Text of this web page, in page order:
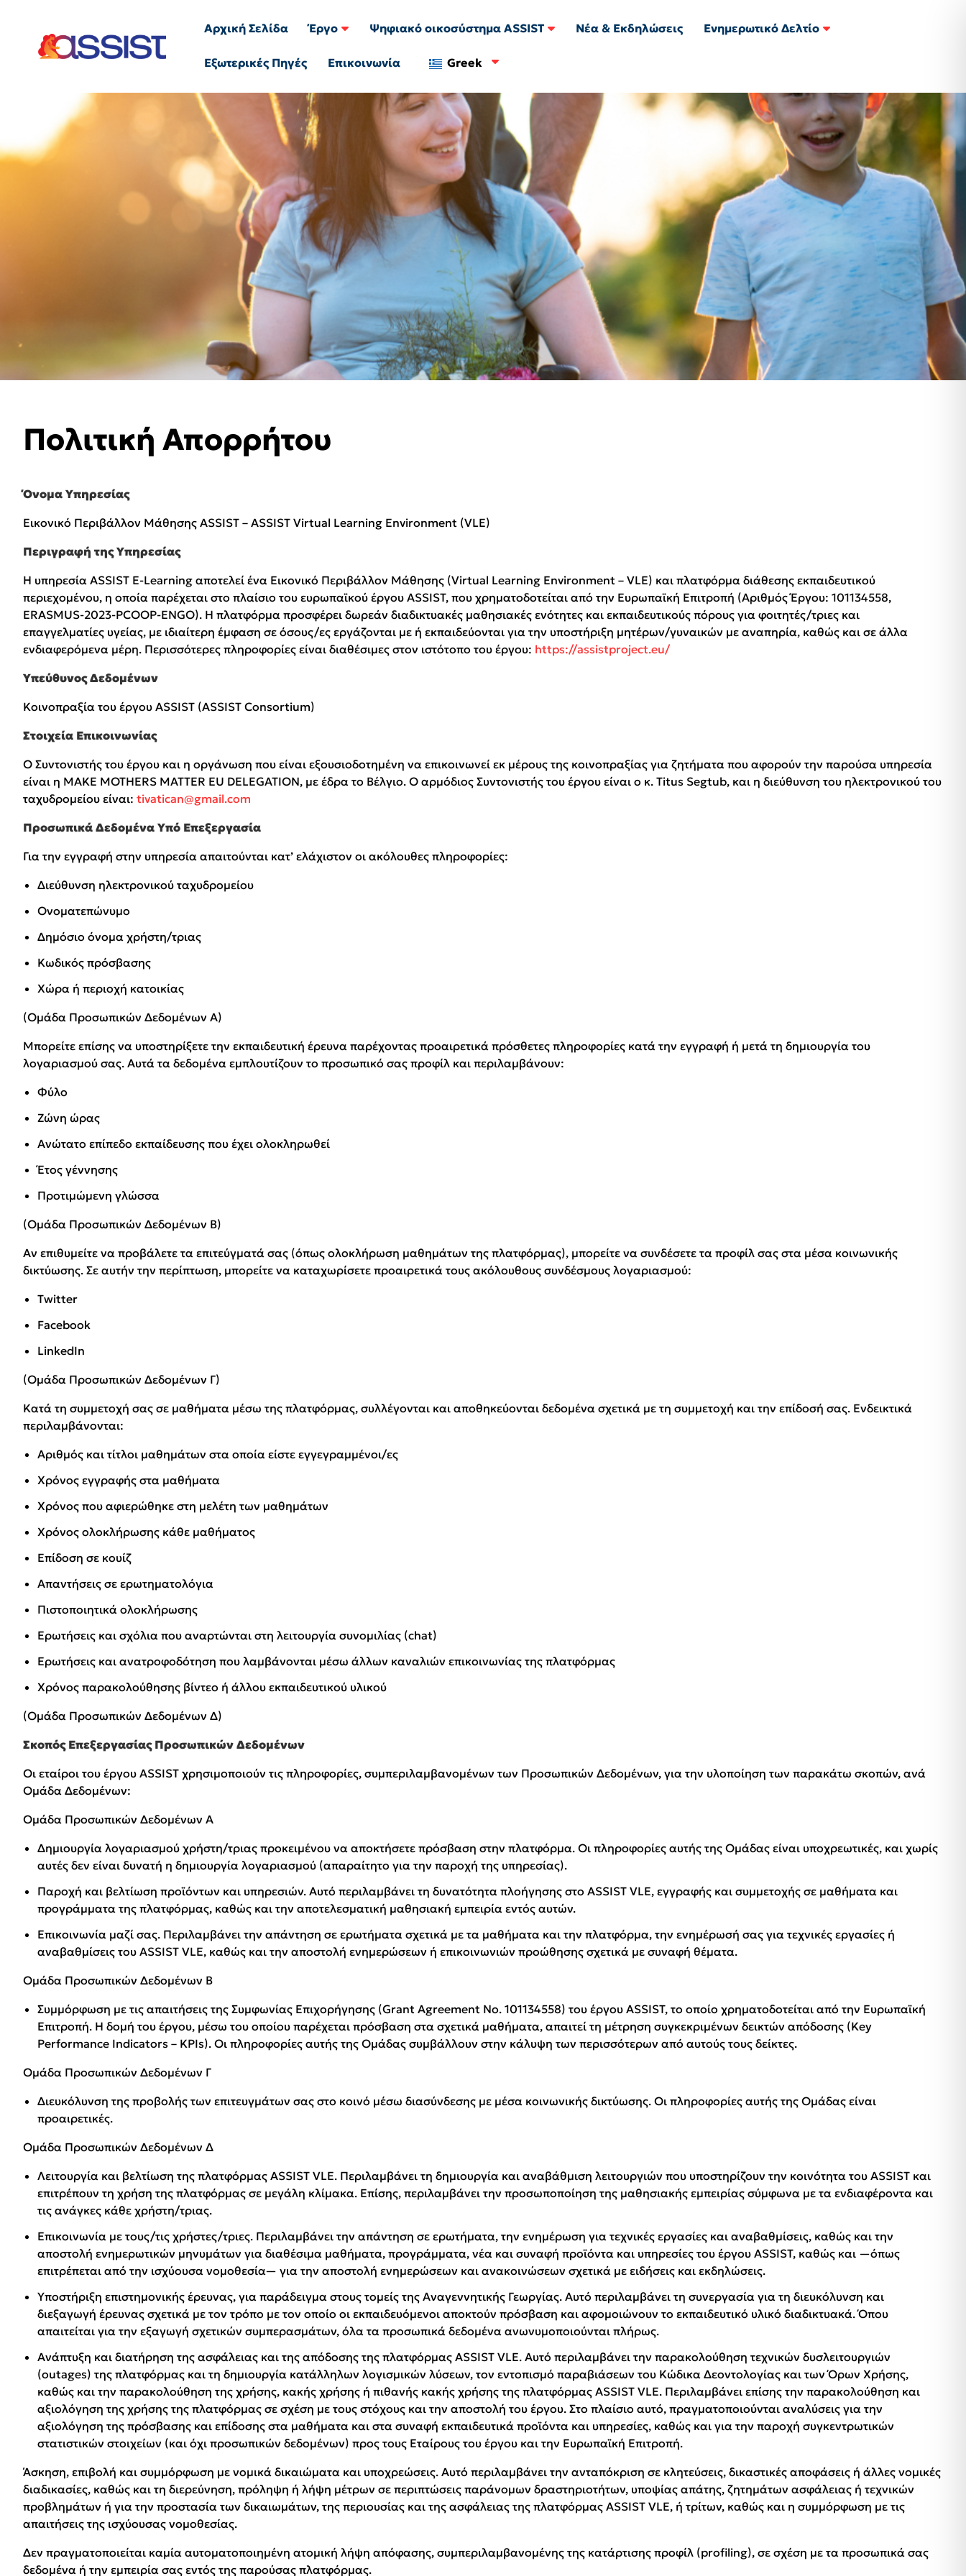
Αρχική Σελίδα Έργο Ψηφιακό οικοσύστημα ASSIST Νέα & Εκδηλώσεις Ενημερωτικό Δελτίο
Εξωτερικές Πηγές Επικοινωνία Greek
Πολιτική Απορρήτου
Όνομα Υπηρεσίας
Εικονικό Περιβάλλον Μάθησης ASSIST – ASSIST Virtual Learning Environment (VLE)
Περιγραφή της Υπηρεσίας
Η υπηρεσία ASSIST E-Learning αποτελεί ένα Εικονικό Περιβάλλον Μάθησης (Virtual Learning Environment – VLE) και πλατφόρμα διάθεσης εκπαιδευτικού
περιεχομένου, η οποία παρέχεται στο πλαίσιο του ευρωπαϊκού έργου ASSIST, που χρηματοδοτείται από την Ευρωπαϊκή Επιτροπή (Αριθμός Έργου: 101134558,
ERASMUS-2023-PCOOP-ENGO). Η πλατφόρμα προσφέρει δωρεάν διαδικτυακές μαθησιακές ενότητες και εκπαιδευτικούς πόρους για φοιτητές/τριες και
επαγγελματίες υγείας, με ιδιαίτερη έμφαση σε όσους/ες εργάζονται με ή εκπαιδεύονται για την υποστήριξη μητέρων/γυναικών με αναπηρία, καθώς και σε άλλα
ενδιαφερόμενα μέρη. Περισσότερες πληροφορίες είναι διαθέσιμες στον ιστότοπο του έργου: https://assistproject.eu/
Υπεύθυνος Δεδομένων
Κοινοπραξία του έργου ASSIST (ASSIST Consortium)
Στοιχεία Επικοινωνίας
Ο Συντονιστής του έργου και η οργάνωση που είναι εξουσιοδοτημένη να επικοινωνεί εκ μέρους της κοινοπραξίας για ζητήματα που αφορούν την παρούσα υπηρεσία
είναι η MAKE MOTHERS MATTER EU DELEGATION, με έδρα το Βέλγιο. Ο αρμόδιος Συντονιστής του έργου είναι ο κ. Titus Segtub, και η διεύθυνση του ηλεκτρονικού του
ταχυδρομείου είναι: tivatican@gmail.com
Προσωπικά Δεδομένα Υπό Επεξεργασία
Για την εγγραφή στην υπηρεσία απαιτούνται κατ’ ελάχιστον οι ακόλουθες πληροφορίες:
Διεύθυνση ηλεκτρονικού ταχυδρομείου
Ονοματεπώνυμο
Δημόσιο όνομα χρήστη/τριας
Κωδικός πρόσβασης
Χώρα ή περιοχή κατοικίας
(Ομάδα Προσωπικών Δεδομένων Α)
Μπορείτε επίσης να υποστηρίξετε την εκπαιδευτική έρευνα παρέχοντας προαιρετικά πρόσθετες πληροφορίες κατά την εγγραφή ή μετά τη δημιουργία του
λογαριασμού σας. Αυτά τα δεδομένα εμπλουτίζουν το προσωπικό σας προφίλ και περιλαμβάνουν:
Φύλο
Ζώνη ώρας
Ανώτατο επίπεδο εκπαίδευσης που έχει ολοκληρωθεί
Έτος γέννησης
Προτιμώμενη γλώσσα
(Ομάδα Προσωπικών Δεδομένων Β)
Αν επιθυμείτε να προβάλετε τα επιτεύγματά σας (όπως ολοκλήρωση μαθημάτων της πλατφόρμας), μπορείτε να συνδέσετε τα προφίλ σας στα μέσα κοινωνικής
δικτύωσης. Σε αυτήν την περίπτωση, μπορείτε να καταχωρίσετε προαιρετικά τους ακόλουθους συνδέσμους λογαριασμού:
Twitter
Facebook
LinkedIn
(Ομάδα Προσωπικών Δεδομένων Γ)
Κατά τη συμμετοχή σας σε μαθήματα μέσω της πλατφόρμας, συλλέγονται και αποθηκεύονται δεδομένα σχετικά με τη συμμετοχή και την επίδοσή σας. Ενδεικτικά
περιλαμβάνονται:
Αριθμός και τίτλοι μαθημάτων στα οποία είστε εγγεγραμμένοι/ες
Χρόνος εγγραφής στα μαθήματα
Χρόνος που αφιερώθηκε στη μελέτη των μαθημάτων
Χρόνος ολοκλήρωσης κάθε μαθήματος
Επίδοση σε κουίζ
Απαντήσεις σε ερωτηματολόγια
Πιστοποιητικά ολοκλήρωσης
Ερωτήσεις και σχόλια που αναρτώνται στη λειτουργία συνομιλίας (chat)
Ερωτήσεις και ανατροφοδότηση που λαμβάνονται μέσω άλλων καναλιών επικοινωνίας της πλατφόρμας
Χρόνος παρακολούθησης βίντεο ή άλλου εκπαιδευτικού υλικού
(Ομάδα Προσωπικών Δεδομένων Δ)
Σκοπός Επεξεργασίας Προσωπικών Δεδομένων
Οι εταίροι του έργου ASSIST χρησιμοποιούν τις πληροφορίες, συμπεριλαμβανομένων των Προσωπικών Δεδομένων, για την υλοποίηση των παρακάτω σκοπών, ανά
Ομάδα Δεδομένων:
Ομάδα Προσωπικών Δεδομένων Α
Δημιουργία λογαριασμού χρήστη/τριας προκειμένου να αποκτήσετε πρόσβαση στην πλατφόρμα. Οι πληροφορίες αυτής της Ομάδας είναι υποχρεωτικές, και χωρίς
αυτές δεν είναι δυνατή η δημιουργία λογαριασμού (απαραίτητο για την παροχή της υπηρεσίας).
Παροχή και βελτίωση προϊόντων και υπηρεσιών. Αυτό περιλαμβάνει τη δυνατότητα πλοήγησης στο ASSIST VLE, εγγραφής και συμμετοχής σε μαθήματα και
προγράμματα της πλατφόρμας, καθώς και την αποτελεσματική μαθησιακή εμπειρία εντός αυτών.
Επικοινωνία μαζί σας. Περιλαμβάνει την απάντηση σε ερωτήματα σχετικά με τα μαθήματα και την πλατφόρμα, την ενημέρωσή σας για τεχνικές εργασίες ή
αναβαθμίσεις του ASSIST VLE, καθώς και την αποστολή ενημερώσεων ή επικοινωνιών προώθησης σχετικά με συναφή θέματα.
Ομάδα Προσωπικών Δεδομένων B
Συμμόρφωση με τις απαιτήσεις της Συμφωνίας Επιχορήγησης (Grant Agreement No. 101134558) του έργου ASSIST, το οποίο χρηματοδοτείται από την Ευρωπαϊκή
Επιτροπή. Η δομή του έργου, μέσω του οποίου παρέχεται πρόσβαση στα σχετικά μαθήματα, απαιτεί τη μέτρηση συγκεκριμένων δεικτών απόδοσης (Key
Performance Indicators – KPIs). Οι πληροφορίες αυτής της Ομάδας συμβάλλουν στην κάλυψη των περισσότερων από αυτούς τους δείκτες.
Ομάδα Προσωπικών Δεδομένων Γ
Διευκόλυνση της προβολής των επιτευγμάτων σας στο κοινό μέσω διασύνδεσης με μέσα κοινωνικής δικτύωσης. Οι πληροφορίες αυτής της Ομάδας είναι
προαιρετικές.
Ομάδα Προσωπικών Δεδομένων Δ
Λειτουργία και βελτίωση της πλατφόρμας ASSIST VLE. Περιλαμβάνει τη δημιουργία και αναβάθμιση λειτουργιών που υποστηρίζουν την κοινότητα του ASSIST και
επιτρέπουν τη χρήση της πλατφόρμας σε μεγάλη κλίμακα. Επίσης, περιλαμβάνει την προσωποποίηση της μαθησιακής εμπειρίας σύμφωνα με τα ενδιαφέροντα και
τις ανάγκες κάθε χρήστη/τριας.
Επικοινωνία με τους/τις χρήστες/τριες. Περιλαμβάνει την απάντηση σε ερωτήματα, την ενημέρωση για τεχνικές εργασίες και αναβαθμίσεις, καθώς και την
αποστολή ενημερωτικών μηνυμάτων για διαθέσιμα μαθήματα, προγράμματα, νέα και συναφή προϊόντα και υπηρεσίες του έργου ASSIST, καθώς και —όπως
επιτρέπεται από την ισχύουσα νομοθεσία— για την αποστολή ενημερώσεων και ανακοινώσεων σχετικά με ειδήσεις και εκδηλώσεις.
Υποστήριξη επιστημονικής έρευνας, για παράδειγμα στους τομείς της Αναγεννητικής Γεωργίας. Αυτό περιλαμβάνει τη συνεργασία για τη διευκόλυνση και
διεξαγωγή έρευνας σχετικά με τον τρόπο με τον οποίο οι εκπαιδευόμενοι αποκτούν πρόσβαση και αφομοιώνουν το εκπαιδευτικό υλικό διαδικτυακά. Όπου
απαιτείται για την εξαγωγή σχετικών συμπερασμάτων, όλα τα προσωπικά δεδομένα ανωνυμοποιούνται πλήρως.
Ανάπτυξη και διατήρηση της ασφάλειας και της απόδοσης της πλατφόρμας ASSIST VLE. Αυτό περιλαμβάνει την παρακολούθηση τεχνικών δυσλειτουργιών
(outages) της πλατφόρμας και τη δημιουργία κατάλληλων λογισμικών λύσεων, τον εντοπισμό παραβιάσεων του Κώδικα Δεοντολογίας και των Όρων Χρήσης,
καθώς και την παρακολούθηση της χρήσης, κακής χρήσης ή πιθανής κακής χρήσης της πλατφόρμας ASSIST VLE. Περιλαμβάνει επίσης την παρακολούθηση και
αξιολόγηση της χρήσης της πλατφόρμας σε σχέση με τους στόχους και την αποστολή του έργου. Στο πλαίσιο αυτό, πραγματοποιούνται αναλύσεις για την
αξιολόγηση της πρόσβασης και επίδοσης στα μαθήματα και στα συναφή εκπαιδευτικά προϊόντα και υπηρεσίες, καθώς και για την παροχή συγκεντρωτικών
στατιστικών στοιχείων (και όχι προσωπικών δεδομένων) προς τους Εταίρους του έργου και την Ευρωπαϊκή Επιτροπή.
Άσκηση, επιβολή και συμμόρφωση με νομικά δικαιώματα και υποχρεώσεις. Αυτό περιλαμβάνει την ανταπόκριση σε κλητεύσεις, δικαστικές αποφάσεις ή άλλες νομικές
διαδικασίες, καθώς και τη διερεύνηση, πρόληψη ή λήψη μέτρων σε περιπτώσεις παράνομων δραστηριοτήτων, υποψίας απάτης, ζητημάτων ασφάλειας ή τεχνικών
προβλημάτων ή για την προστασία των δικαιωμάτων, της περιουσίας και της ασφάλειας της πλατφόρμας ASSIST VLE, ή τρίτων, καθώς και η συμμόρφωση με τις
απαιτήσεις της ισχύουσας νομοθεσίας.
Δεν πραγματοποιείται καμία αυτοματοποιημένη ατομική λήψη απόφασης, συμπεριλαμβανομένης της κατάρτισης προφίλ (profiling), σε σχέση με τα προσωπικά σας
δεδομένα ή την εμπειρία σας εντός της παρούσας πλατφόρμας.